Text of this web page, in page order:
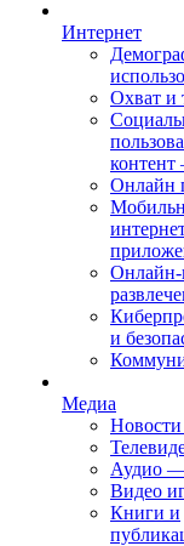
Интернет
Охват и
контент
Онлайн
Онлайн-
и
Медиа
Новости
Аудио
Видео
Книги и